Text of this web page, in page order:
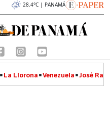
28.4°C | PANAMÁ
La Llorona Venezuela José